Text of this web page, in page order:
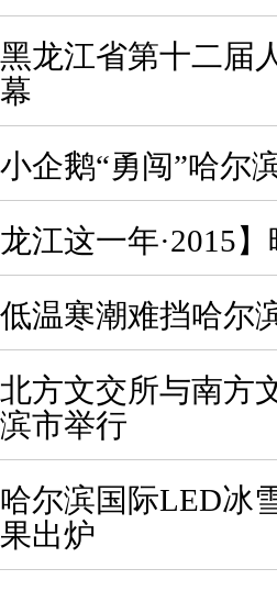
黑龙江省第十二届
幕
小企鹅“勇闯”哈尔
龙江这一年·2015
低温寒潮难挡哈尔
北方文交所与南方
滨市举行
哈尔滨国际LED冰
果出炉